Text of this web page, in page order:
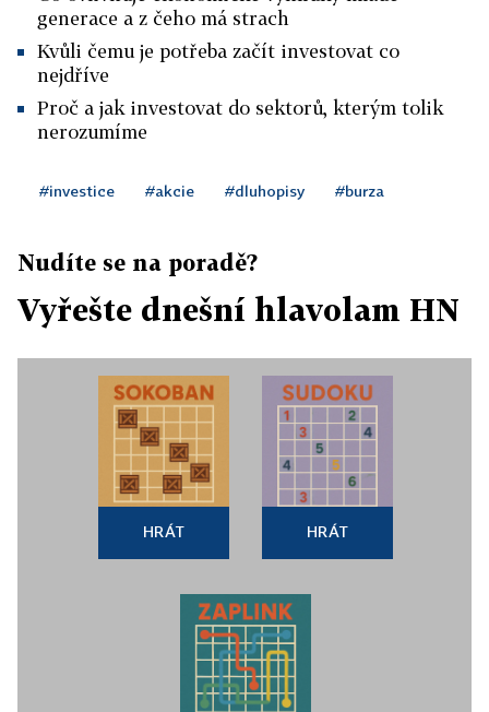
generace a z čeho má strach
Kvůli čemu je potřeba začít investovat co
nejdříve
Proč a jak investovat do sektorů, kterým tolik
nerozumíme
#investice #akcie #dluhopisy #burza
Nudíte se na poradě?
Vyřešte dnešní hlavolam HN
HRÁT HRÁT